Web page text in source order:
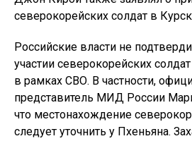
северокорейских солдат в
Российские власти не
участии северокорейских
в рамках СВО. В частности,
представитель МИД России
что местонахождение
следует уточнить у Пхеньяна.